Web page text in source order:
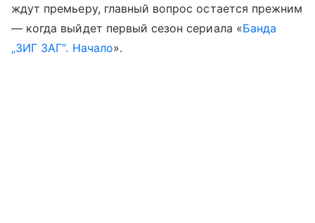
ждут премьеру, главный вопрос остается прежним
— когда выйдет первый сезон сериала «Банда
„ЗИГ ЗАГ“. Начало».